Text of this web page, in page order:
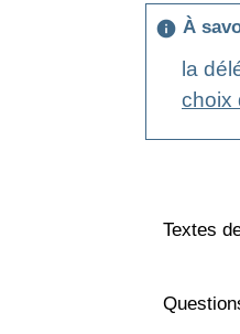
info À
la
choix
Textes